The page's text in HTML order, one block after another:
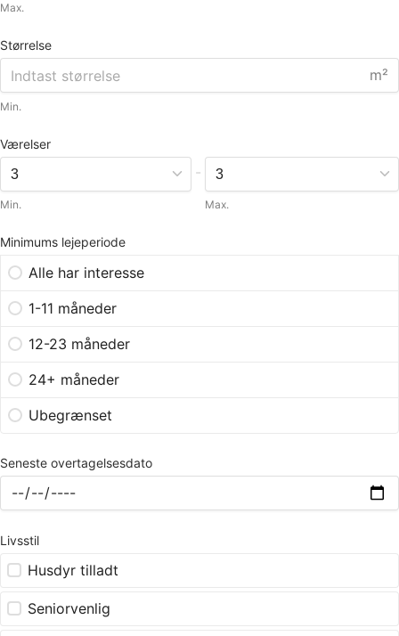
Max.
Størrelse
m²
Min.
Værelser
Min.
-
Max.
Minimums lejeperiode
Alle har interesse
1-11 måneder
12-23 måneder
24+ måneder
Ubegrænset
Seneste overtagelsesdato
Livsstil
Husdyr tilladt
Seniorvenlig